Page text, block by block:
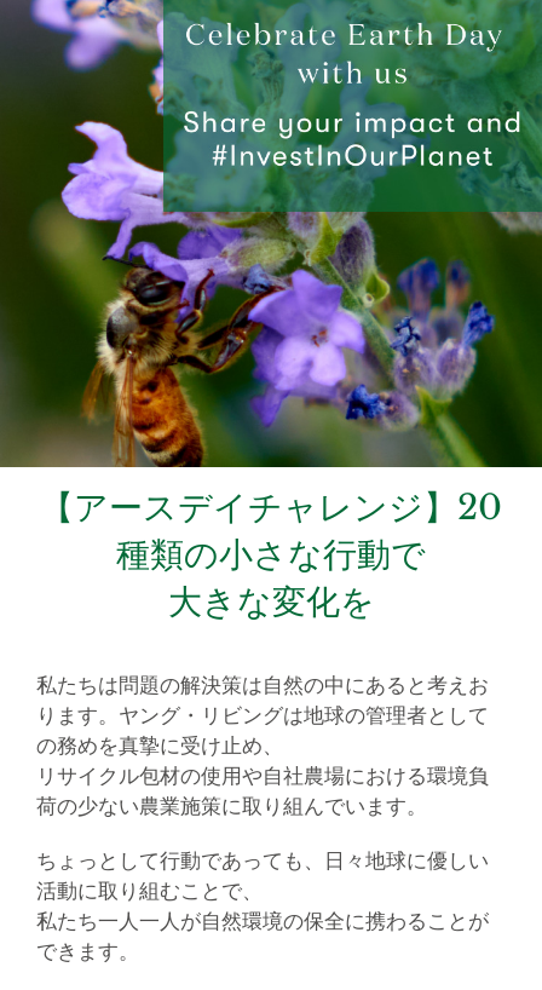
【アースデイチャレンジ】20
種類の小さな行動で
大きな変化を
私たちは問題の解決策は自然の中にあると考えお
ります。ヤング・リビングは地球の管理者として
の務めを真摯に受け止め、
リサイクル包材の使用や自社農場における環境負
荷の少ない農業施策に取り組んでいます。
ちょっとして行動であっても、日々地球に優しい
活動に取り組むことで、
私たち一人一人が自然環境の保全に携わることが
できます。